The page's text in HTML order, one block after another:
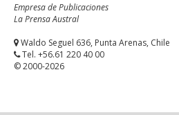
Empresa de Publicaciones
La Prensa Austral
Waldo Seguel 636, Punta Arenas, Chile
Tel. +56.61 220 40 00
© 2000-2026